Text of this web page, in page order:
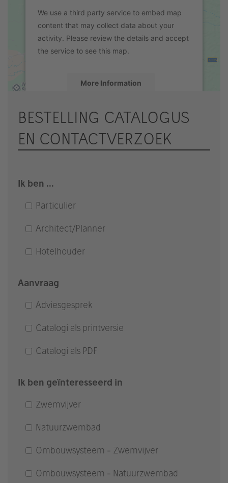
We use a third party service to embed map
content that may collect data about your
activity. Please review the details and accept
the service to see this map.
More Information
Management Platform & eRecht24
BESTELLING CATALOGUS
EN CONTACTVERZOEK
Ik ben ...
Particulier
Architect/Planner
Hotelhouder
Aanvraag
Adviesgesprek
Catalogi als printversie
Catalogi als PDF
Ik ben geïnteresseerd in
Zwemvijver
Natuurzwembad
Ombouwsysteem - Zwemvijver
Ombouwsysteem - Natuurzwembad